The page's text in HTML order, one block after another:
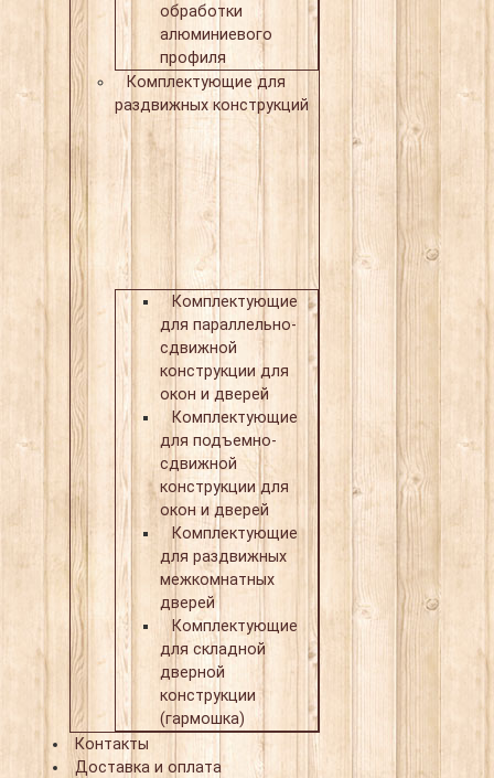
обработки
алюминиевого
профиля
Комплектующие для
раздвижных конструкций
Комплектующие
для параллельно-
сдвижной
конструкции для
окон и дверей
Комплектующие
для подъемно-
сдвижной
конструкции для
окон и дверей
Комплектующие
для раздвижных
межкомнатных
дверей
Комплектующие
для складной
дверной
конструкции
(гармошка)
Контакты
Доставка и оплата